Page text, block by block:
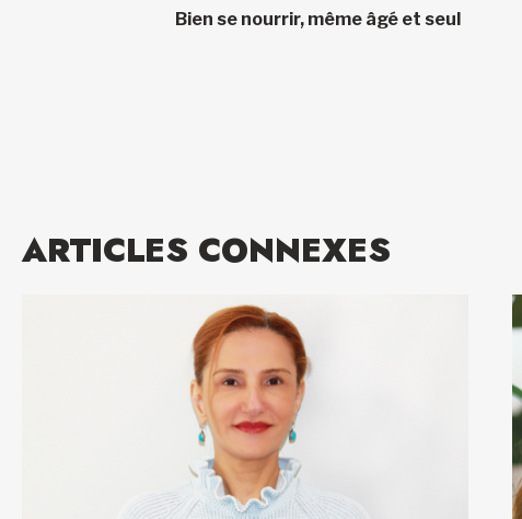
Bien se nourrir, même âgé et seul
ARTICLES CONNEXES